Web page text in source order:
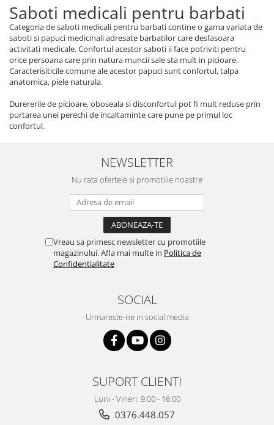
Saboti medicali pentru barbati
Categoria de saboti medicali pentru barbati contine o gama variata de
saboti si papuci medicinali adresate barbatilor care desfasoara
activitati medicale. Confortul acestor saboti ii face potriviti pentru
orice persoana care prin natura muncii sale sta mult in picioare.
Caracterisiticile comune ale acestor papuci sunt confortul, talpa
anatomica, piele naturala.
Durererile de picioare, oboseala si disconfortul pot fi mult reduse prin
purtarea unei perechi de incaltaminte care pune pe primul loc
confortul.
NEWSLETTER
Nu rata ofertele si promotiile noastre
Vreau sa primesc newsletter cu promotiile
magazinului. Afla mai multe in Politica de
Confidentialitate
SOCIAL
Urmareste-ne in social media
SUPORT CLIENTI
Luni - Vineri: 9:00 - 16:00
0376.448.057